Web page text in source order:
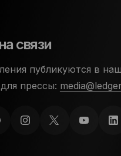
связи
публикуются в
прессы: